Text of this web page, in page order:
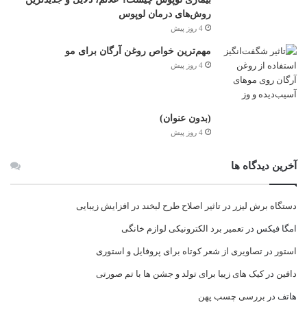
روش‌های درمان لوپوس
4 روز پیش
مهم‌ترین خواص روغن آرگان برای مو
4 روز پیش
(بدون عنوان)
4 روز پیش
آخرین دیدگاه ها
دستگاه برش لیزر در تاثیر اصلاح طرح لبخند در افزایش زیبایی
امگا فیکس در تعمیر برد الکترونیکی لوازم خانگی
استور در تصاویری از شعر کوتاه برای پروفایل و استوری
دافین درکیک های زیبا برای تولد و جشن ها با تم صورتی
هاتف در بررسی چسب پهن